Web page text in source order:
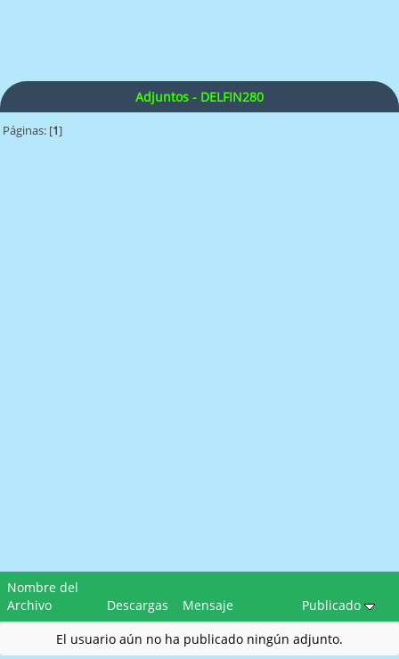
Adjuntos - DELFIN280
Páginas: [1]
Nombre del
Archivo
Descargas Mensaje
Publicado
El usuario aún no ha publicado ningún adjunto.